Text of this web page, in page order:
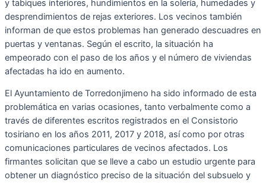
y tabiques interiores, hundimientos en la solería, humedades y
desprendimientos de rejas exteriores. Los vecinos también
informan de que estos problemas han generado descuadres en
puertas y ventanas. Según el escrito, la situación ha
empeorado con el paso de los años y el número de viviendas
afectadas ha ido en aumento.
El Ayuntamiento de Torredonjimeno ha sido informado de esta
problemática en varias ocasiones, tanto verbalmente como a
través de diferentes escritos registrados en el Consistorio
tosiriano en los años 2011, 2017 y 2018, así como por otras
comunicaciones particulares de vecinos afectados. Los
firmantes solicitan que se lleve a cabo un estudio urgente para
obtener un diagnóstico preciso de la situación del subsuelo y